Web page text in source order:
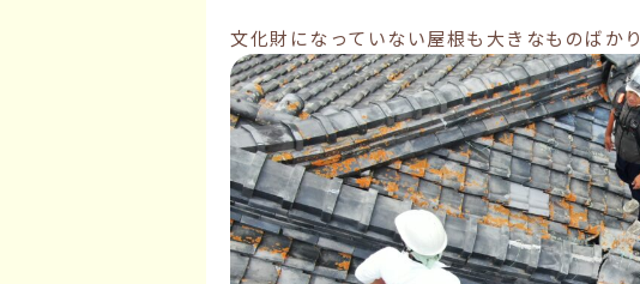
文化財になっていない屋根も大きなものばか